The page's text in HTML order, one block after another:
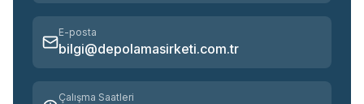
E-posta
bilgi@depolamasirketi.com.tr
Çalışma Saatleri